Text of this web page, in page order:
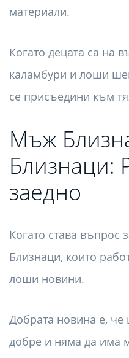
материали.
Когато децата са на
каламбури и лоши
се присъедини към
Мъж
Близнаци:
заедно
Когато става
Близнаци, които
лоши новини.
Добрата новина е, че
добре и няма да има